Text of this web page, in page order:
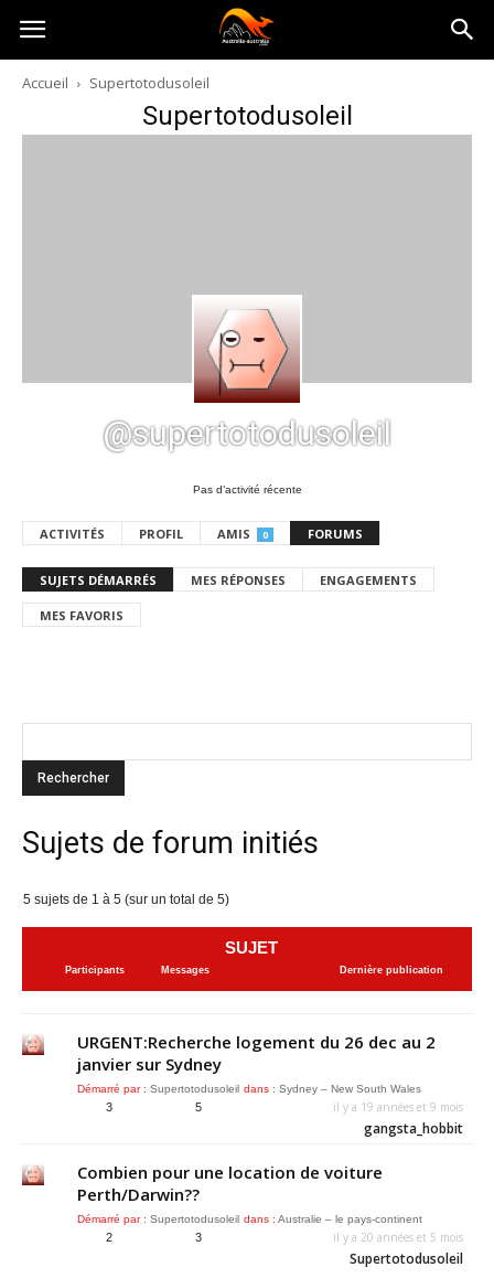
Australia-
australie.com
Accueil Supertotodusoleil
Supertotodusoleil
@supertotodusoleil
Pas d’activité récente
ACTIVITÉS PROFIL AMIS 0 FORUMS
SUJETS DÉMARRÉS MES RÉPONSES ENGAGEMENTS
MES FAVORIS
Sujets de forum initiés
5 sujets de 1 à 5 (sur un total de 5)
SUJET
Participants Messages Dernière publication
URGENT:Recherche logement du 26 dec au 2
janvier sur Sydney
Démarré par : Supertotodusoleil dans : Sydney – New South Wales
3 5 il y a 19 années et 9 mois
gangsta_hobbit
Combien pour une location de voiture
Perth/Darwin??
Démarré par : Supertotodusoleil dans : Australie – le pays-continent
2 3 il y a 20 années et 5 mois
Supertotodusoleil